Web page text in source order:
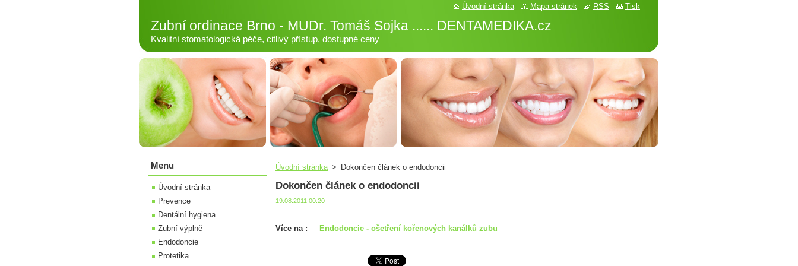
Zubní ordinace Brno - MUDr. Tomáš Sojka ...... DENTAMEDIKA.cz
Kvalitní stomatologická péče, citlivý přístup, dostupné ceny
Úvodní stránka > Dokončen článek o endodoncii
Dokončen článek o endodoncii
19.08.2011 00:20
Více na : Endodoncie - ošetření kořenových kanálků zubu
Menu
Úvodní stránka
Prevence
Dentální hygiena
Zubní výplně
Endodoncie
Protetika
Úvodní stránka Mapa stránek RSS Tisk